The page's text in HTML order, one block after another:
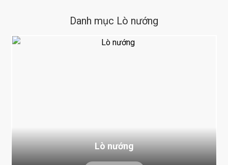
không nào? Hãy nhanh tay lựa chọn để làm cho công việc
nội trợ trở nên dễ dàng hơn và làm nổi bật thêm căn bếp
của Bạn nhé.
Danh mục Lò nướng
Lò nướng